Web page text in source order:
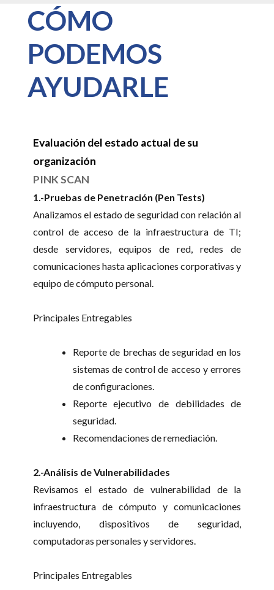
CÓMO
PODEMOS
AYUDARLE
Evaluación del estado actual de su
organización
PINK SCAN
1.-Pruebas de Penetración (Pen Tests)
Analizamos el estado de seguridad con relación al
control de acceso de la infraestructura de TI;
desde servidores, equipos de red, redes de
comunicaciones hasta aplicaciones corporativas y
equipo de cómputo personal.
Principales Entregables
Reporte de brechas de seguridad en los
sistemas de control de acceso y errores
de configuraciones.
Reporte ejecutivo de debilidades de
seguridad.
Recomendaciones de remediación.
2.-Análisis de Vulnerabilidades
Revisamos el estado de vulnerabilidad de la
infraestructura de cómputo y comunicaciones
incluyendo, dispositivos de seguridad,
computadoras personales y servidores.
Principales Entregables